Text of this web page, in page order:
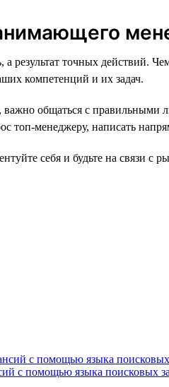
а результат точных
компетенций и их задач.
общаться с правильными
топ-менеджеру, написать
себя и будьте на связи с
с помощью языка поисковых